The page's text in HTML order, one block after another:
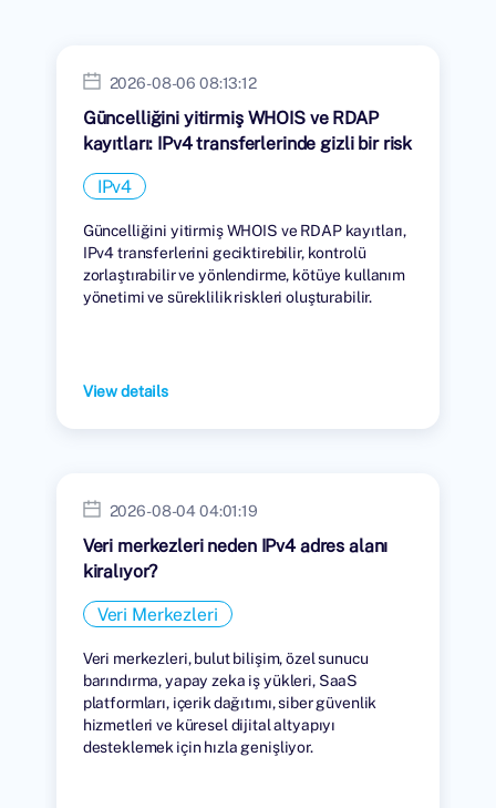
2026-08-06 08:13:12
Güncelliğini yitirmiş WHOIS ve RDAP
kayıtları: IPv4 transferlerinde gizli bir risk
IPv4
Güncelliğini yitirmiş WHOIS ve RDAP kayıtları,
IPv4 transferlerini geciktirebilir, kontrolü
zorlaştırabilir ve yönlendirme, kötüye kullanım
yönetimi ve süreklilik riskleri oluşturabilir.
View details
2026-08-04 04:01:19
Veri merkezleri neden IPv4 adres alanı
kiralıyor?
Veri Merkezleri
Veri merkezleri, bulut bilişim, özel sunucu
barındırma, yapay zeka iş yükleri, SaaS
platformları, içerik dağıtımı, siber güvenlik
hizmetleri ve küresel dijital altyapıyı
desteklemek için hızla genişliyor.